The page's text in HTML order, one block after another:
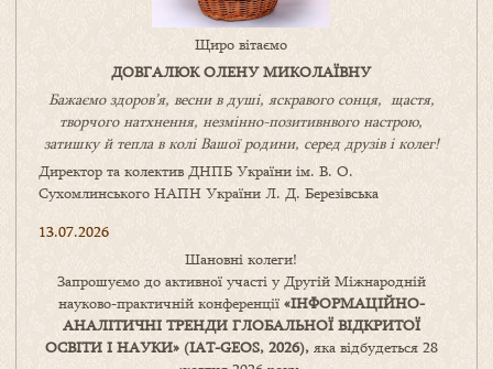
Щиро вітаємо
ДОВГАЛЮК ОЛЕНУ МИКОЛАЇВНУ
Бажаємо здоров’я, весни в душі, яскравого сонця, щастя,
творчого натхнення, незмінно-позитивнвого настрою,
затишкуйтепла в коліВашоїродини, серед друзів і колег!
Директор та колектив ДНПБ України ім. В. О.
Сухомлинського НАПН України Л. Д. Березівська
13.07.2026
Шановні колеги!
Запрошуємо до активної участі у Другій Міжнародній
науково-практичній конференції «ІНФОРМАЦІЙНО-
АНАЛІТИЧНІ ТРЕНДИ ГЛОБАЛЬНОЇ ВІДКРИТОЇ
ОСВІТИ І НАУКИ» (IAT-GEOS, 2026),яка відбудеться 28